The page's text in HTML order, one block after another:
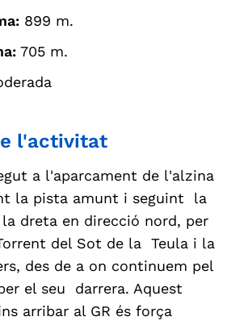
899 m.
705 m.
l'activitat
a l'aparcament de l'alzina
la pista amunt i seguint la
dreta en direcció nord, per
del Sot de la Teula i la
des de a on continuem pel
el seu darrera. Aquest
arribar al GR és força